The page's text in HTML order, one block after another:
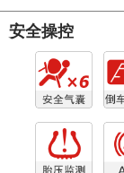
安全操控